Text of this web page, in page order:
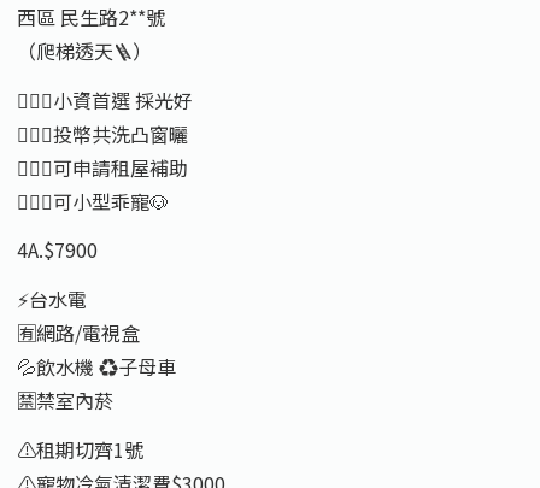
西區 民生路2**號
（爬梯透天🪜）
🙋🏻‍♂️小資首選 採光好
🙋🏻‍♂️投幣共洗凸窗曬
🙋🏻‍♂️可申請租屋補助
🙋🏻‍♂️可小型乖寵🐶
4A.$7900
⚡️台水電
🈶️網路/電視盒
💦飲水機 ♻️子母車
🈲️禁室內菸
⚠️租期切齊1號